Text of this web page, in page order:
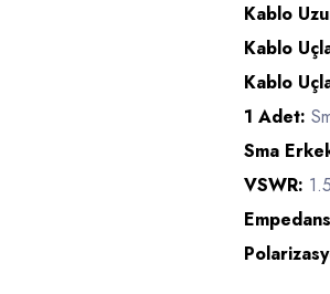
Kablo
Kablo
Kablo
1 Adet:
Sma
VSWR: 1.5